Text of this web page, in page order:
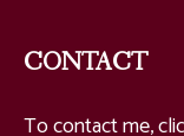
CONTACT
To contact me,